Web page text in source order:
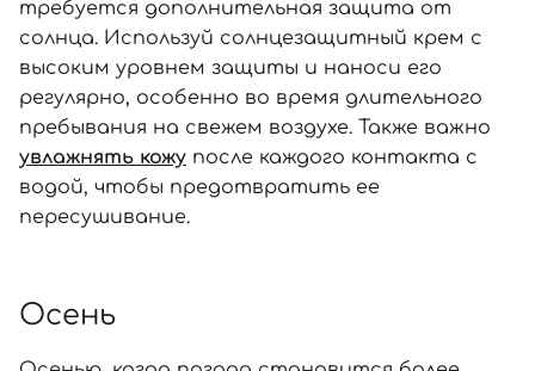
требуется дополнительная защита от
солнца. Используй солнцезащитный крем с
высоким уровнем защиты и наноси его
регулярно, особенно во время длительного
пребывания на свежем воздухе. Также важно
увлажнять кожу после каждого контакта с
водой, чтобы предотвратить ее
пересушивание.
Осень